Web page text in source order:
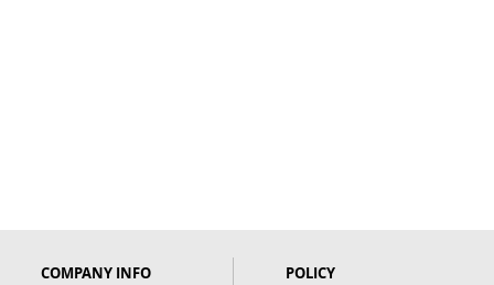
COMPANY INFO POLICY